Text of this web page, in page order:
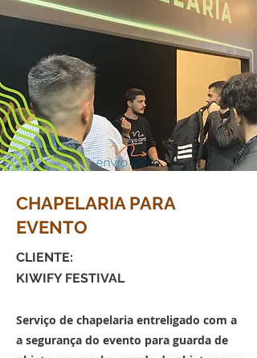
CHAPELARIA PARA
EVENTO
CLIENTE:
KIWIFY FESTIVAL
Serviço de chapelaria entreligado com a
a segurança do evento para guarda de